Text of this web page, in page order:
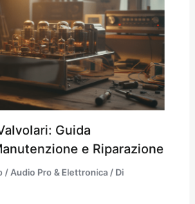
Guida
e Riparazione
/ Audio Pro & Elettronica / Di